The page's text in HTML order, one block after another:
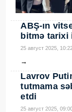
ABŞ-ın
bitmə tarixi
25 август 2025,
→
Lavrov
tutmama
etdi
25 август 2025,